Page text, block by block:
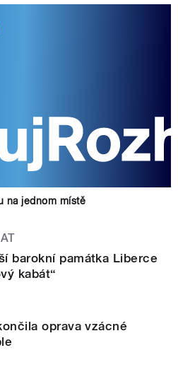
na jednom místě
barokní památka Liberce
kabát“
oprava vzácné